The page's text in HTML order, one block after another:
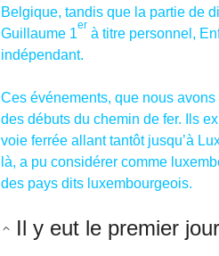
Belgique, tandis que la partie de
Guillaume 1
er
à titre personnel,
indépendant.
Ces événements, que nous
des débuts du chemin de fer. Ils
voie ferrée allant tantôt jusqu’à
là, a pu considérer comme
des pays dits luxembourgeois.
Il y eut le premier jour